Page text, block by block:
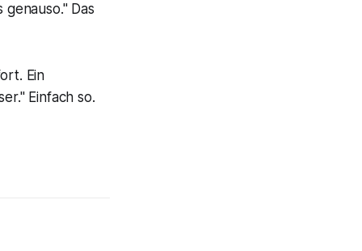
Das
Ein
Einfach so.